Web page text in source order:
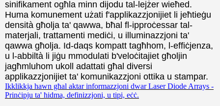
sinifikament ogħla minn dijodu tal-lejżer wieħed.
Huma komunement użati f'applikazzjonijiet li jeħtieġu
densità għolja ta' qawwa, bħal fl-ipproċessar tal-
materjali, trattamenti mediċi, u illuminazzjoni ta'
qawwa għolja. Id-daqs kompatt tagħhom, l-effiċjenza,
u l-abbiltà li jiġu mmodulati b'veloċitajiet għoljin
jagħmluhom ukoll adattati għal diversi
applikazzjonijiet ta' komunikazzjoni ottika u stampar.
Ikklikkja hawn għal aktar informazzjoni dwar Laser Diode Arrays -
Prinċipju ta' ħidma, definizzjoni, u tipi, eċċ.